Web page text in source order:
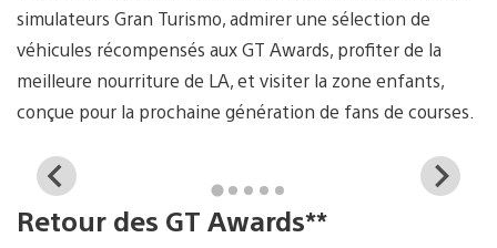
simulateurs Gran Turismo, admirer une sélection de
véhicules récompensés aux GT Awards, profiter de la
meilleure nourriture de LA, et visiter la zone enfants,
conçue pour la prochaine génération de fans de courses.
View
download
Retour des GT Awards**